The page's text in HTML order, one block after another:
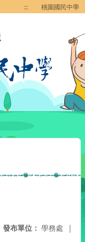
::: 桃園國民中學
發布單位： 學務處 |